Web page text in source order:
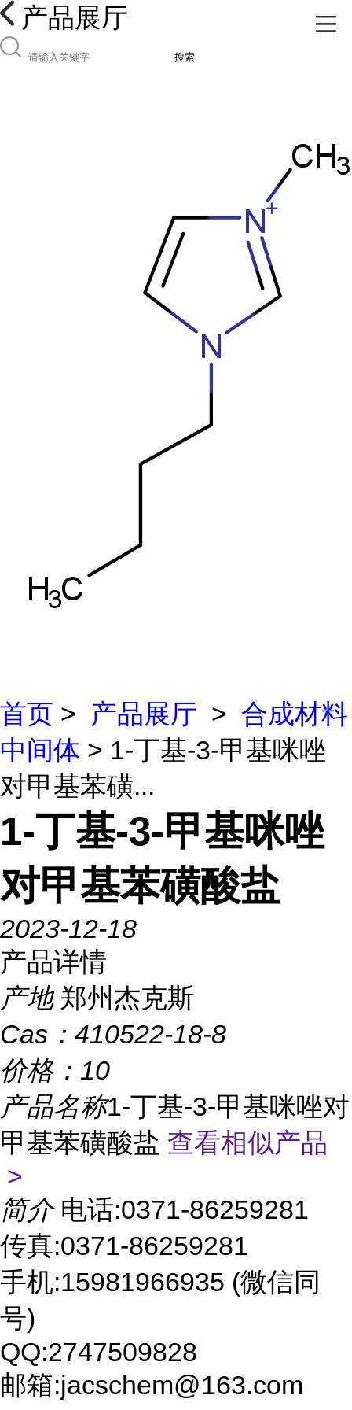
产品展厅
搜索
首页 > 产品展厅 > 合成材料
中间体 > 1-丁基-3-甲基咪唑
对甲基苯磺...
1-丁基-3-甲基咪唑
对甲基苯磺酸盐
2023-12-18
产品详情
产地 郑州杰克斯
Cas： 410522-18-8
价格： 10
产品名称1-丁基-3-甲基咪唑对
甲基苯磺酸盐 查看相似产品
>
简介 电话:0371-86259281
传真:0371-86259281
手机:15981966935 (微信同
号)
QQ:2747509828
邮箱:jacschem@163.com